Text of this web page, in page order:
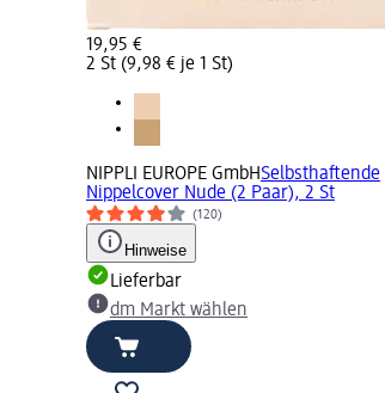
19,95 €
2 St (9,98 € je 1 St)
NIPPLI EUROPE GmbHSelbsthaftende
Nippelcover Nude (2 Paar), 2 St
(120)
Hinweise
Lieferbar
dm Markt wählen